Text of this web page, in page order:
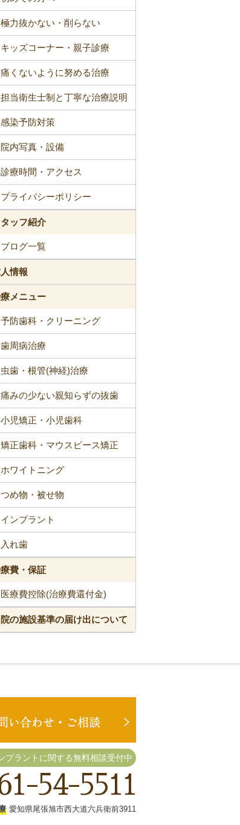
極力抜かない・削らない
キッズコーナー・親子診療
痛くないように努める治療
担当衛生士制と丁寧な治療説明
感染予防対策
院内写真・設備
診療時間・アクセス
プライバシーポリシー
ッフ紹介
ブログ一覧
情報
メニュー
予防歯科・クリーニング
歯周病治療
虫歯・根管(神経)治療
痛みの少ない親知らずの抜歯
小児矯正・小児歯科
矯正歯科・マウスピース矯正
ホワイトニング
つめ物・被せ物
インプラント
入れ歯
費・保証
医療費控除(治療費還付金)
の施設基準の届け出について
プラントに関する無料相談受付中
54-5511
愛知県尾張旭市西大道六兵衛前3911